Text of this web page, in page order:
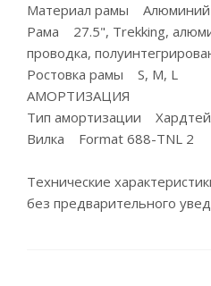
Материал рамы Алюминий
Рама 27.5", Trekking,
проводка,
Ростовка рамы S, M, L
АМОРТИЗАЦИЯ
Тип амортизации
Вилка Format 688-TNL 2
Технические
без предварительного